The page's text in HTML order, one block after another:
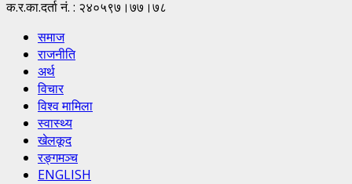
क.र.का.दर्ता नं. : २४०५९७।७७।७८
समाज
राजनीति
अर्थ
विचार
विश्व मामिला
स्वास्थ्य
खेलकूद
रङ्गमञ्च
ENGLISH